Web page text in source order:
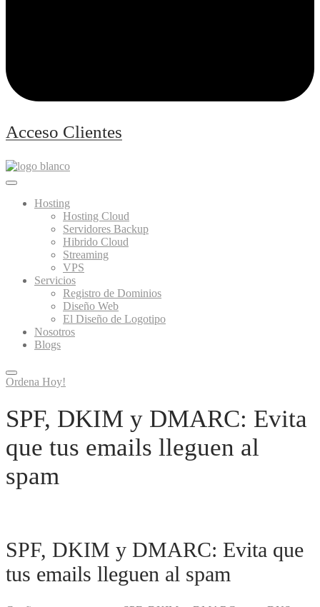
Acceso Clientes
Hosting
Hosting Cloud
Servidores Backup
Hibrido Cloud
Streaming
VPS
Servicios
Registro de Dominios
Diseño Web
El Diseño de Logotipo
Nosotros
Blogs
Ordena Hoy!
SPF, DKIM y DMARC: Evita
que tus emails lleguen al
spam
SPF, DKIM y DMARC: Evita que
tus emails lleguen al spam